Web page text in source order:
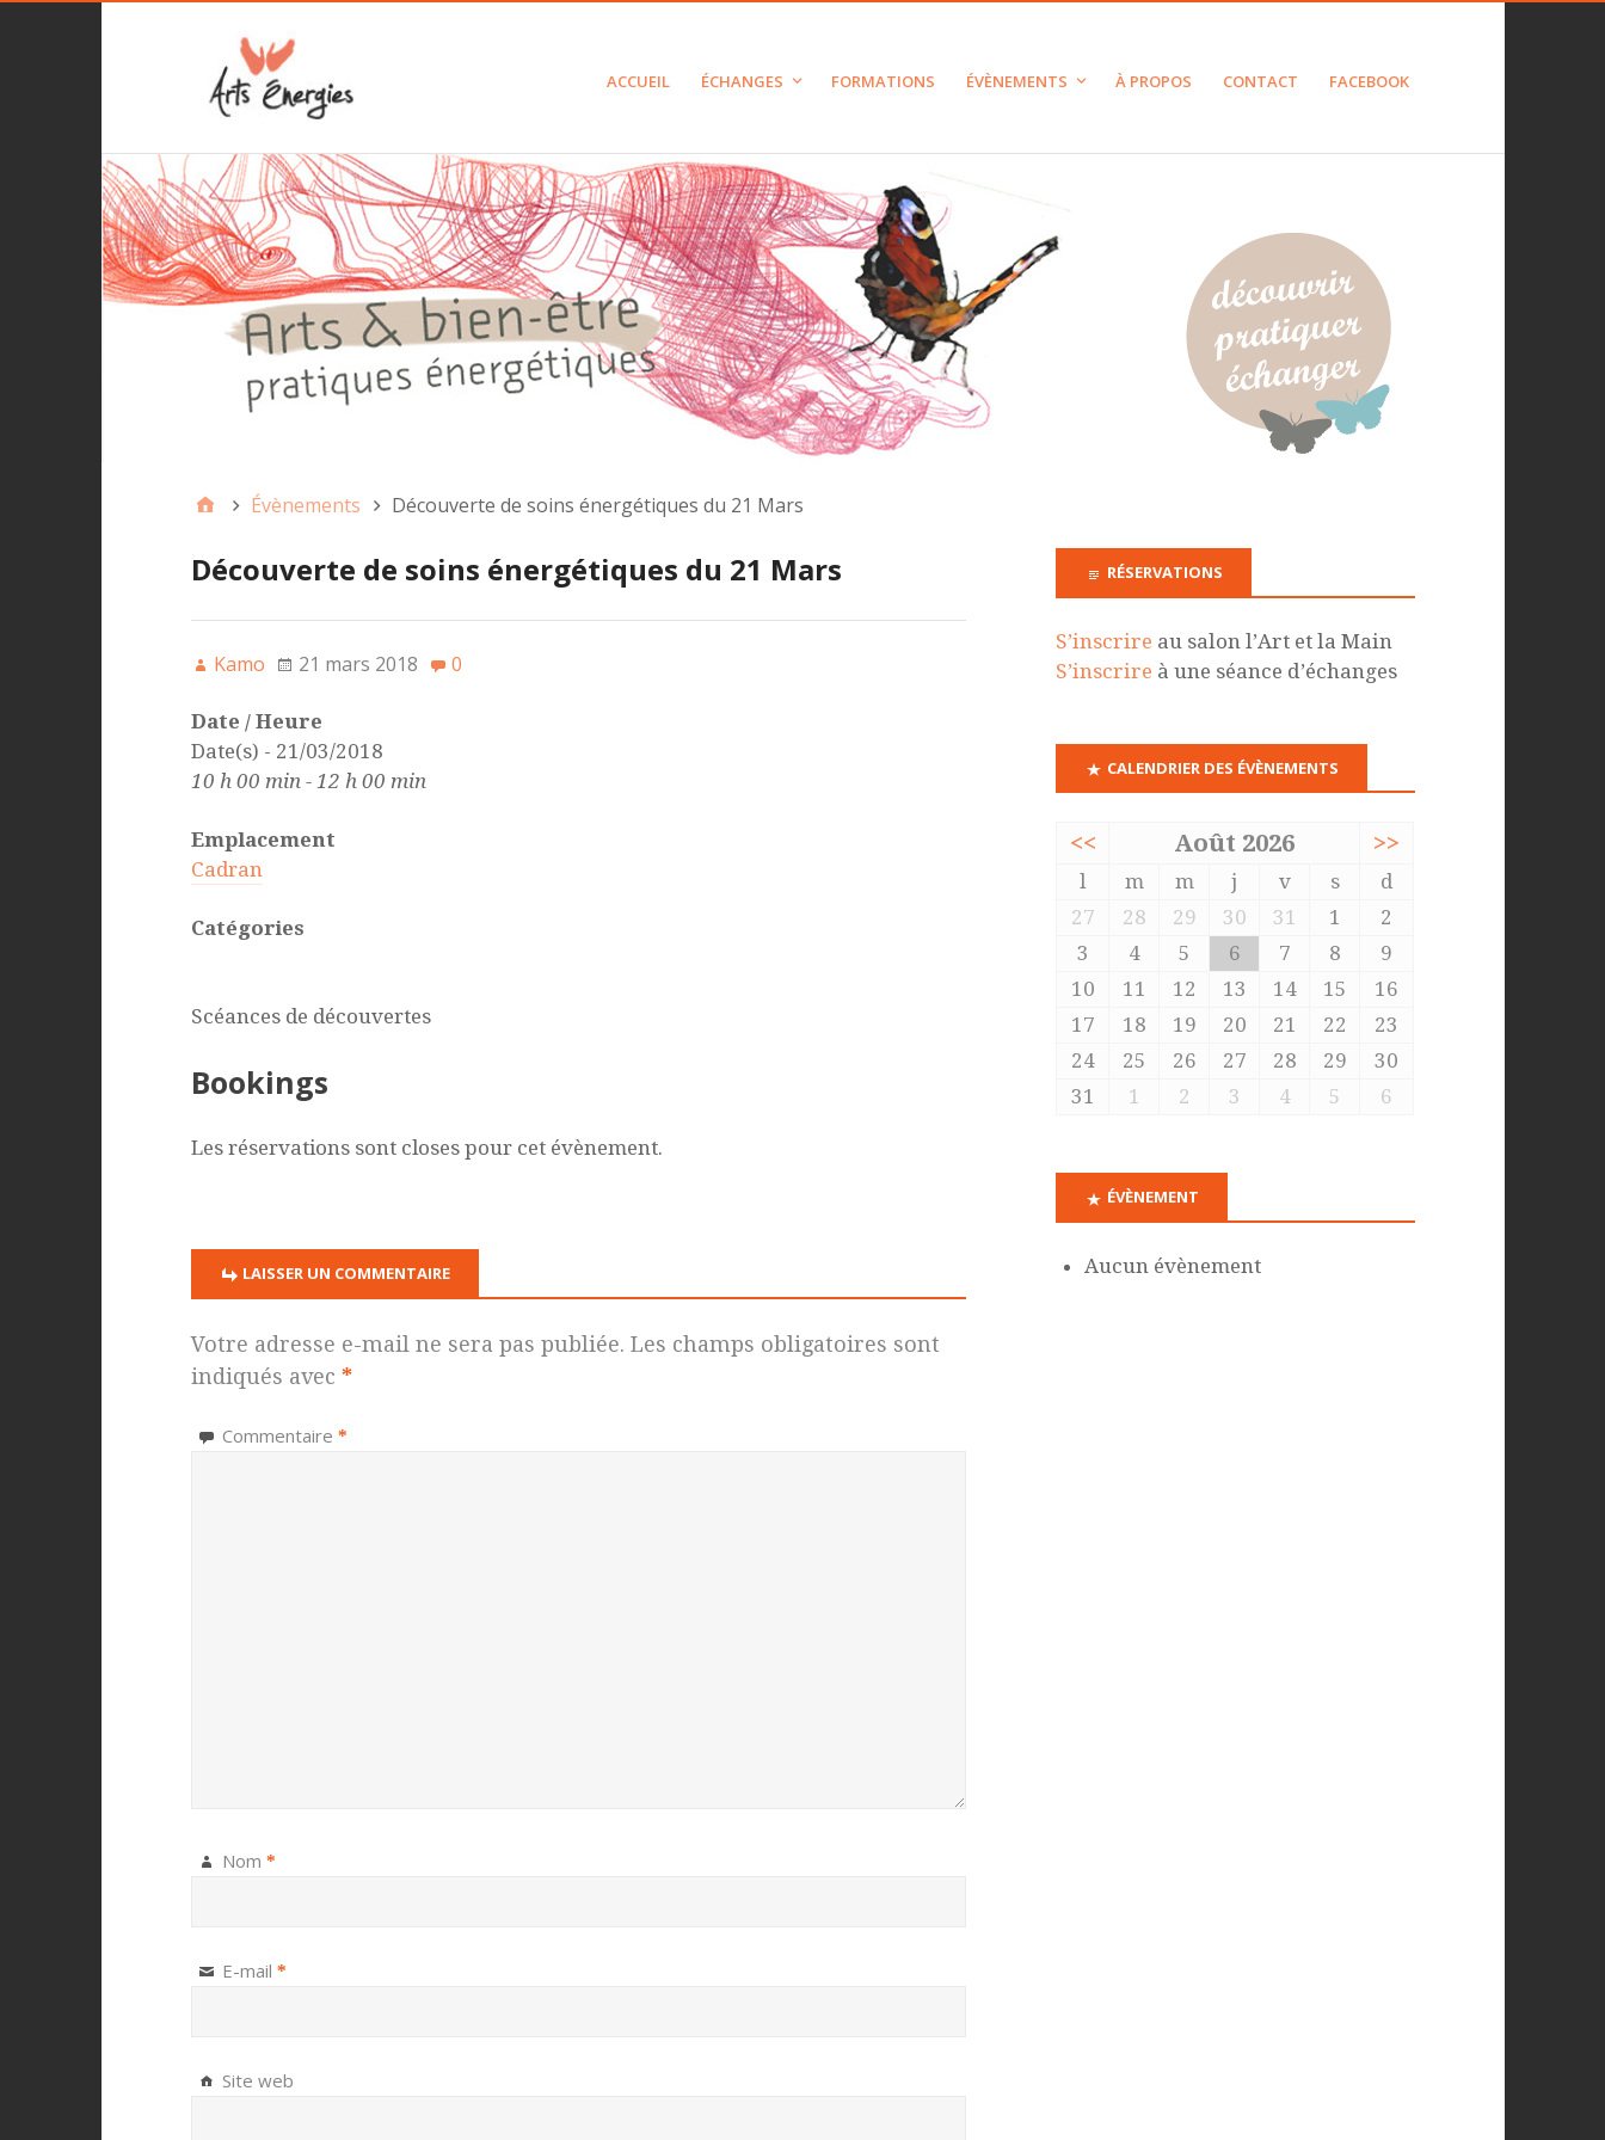
ACCUEIL ÉCHANGES FORMATIONS ÉVÈNEMENTS À PROPOS CONTACT FACEBOOK
Évènements Découverte de soins énergétiques du 21 Mars
Découverte de soins énergétiques du 21 Mars
Kamo 21 mars 2018 0
Date / Heure
Date(s) - 21/03/2018
10 h 00 min - 12 h 00 min
Emplacement
Cadran
Catégories
Scéances de découvertes
Bookings
Les réservations sont closes pour cet évènement.
LAISSER UN COMMENTAIRE
Votre adresse e-mail ne sera pas publiée. Les champs obligatoires sont
indiqués avec *
Commentaire *
Nom *
E-mail *
Site web
RÉSERVATIONS
S’inscrire au salon l’Art et la Main
S’inscrire à une séance d’échanges
CALENDRIER DES ÉVÈNEMENTS
<< Août 2026 >>
l m m j v s
d
27
28 29 30 31 1
2
3
4 5 6 7 8
9
10
11 12 13 14 15
16
17
18 19 20 21 22
23
24
25 26 27 28 29
30
31
1 2 3 4 5 6
ÉVÈNEMENT
Aucun évènement